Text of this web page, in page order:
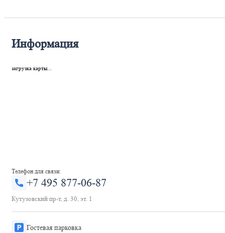
Информация
загрузка карты...
Телефон для связи:
+7 495 877-06-87
Кутузовский пр-т, д. 30, эт. 1
Гостевая парковка